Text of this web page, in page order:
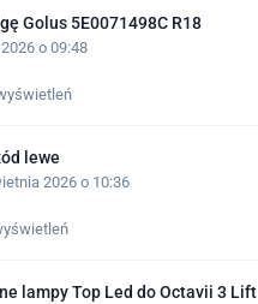
Golus 5E0071498C R18
o 09:48
lewe
2026 o 10:36
lampy Top Led do Octavii 3 Lift